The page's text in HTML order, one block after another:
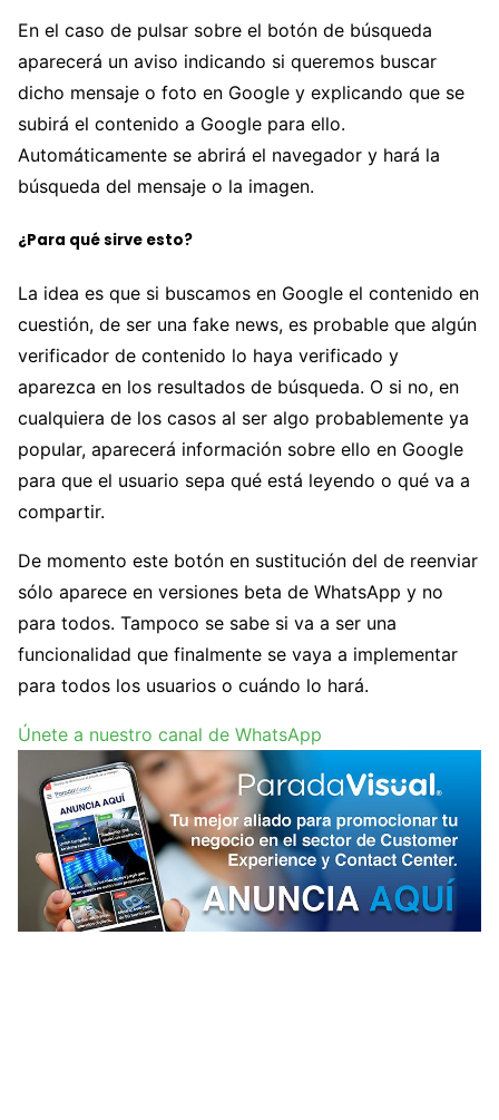
En el caso de pulsar sobre el botón de búsqueda
aparecerá un aviso indicando si queremos buscar
dicho mensaje o foto en Google y explicando que se
subirá el contenido a Google para ello.
Automáticamente se abrirá el navegador y hará la
búsqueda del mensaje o la imagen.
¿Para qué sirve esto?
La idea es que si buscamos en Google el contenido en
cuestión, de ser una fake news, es probable que algún
verificador de contenido lo haya verificado y
aparezca en los resultados de búsqueda. O si no, en
cualquiera de los casos al ser algo probablemente ya
popular, aparecerá información sobre ello en Google
para que el usuario sepa qué está leyendo o qué va a
compartir.
De momento este botón en sustitución del de reenviar
sólo aparece en versiones beta de WhatsApp y no
para todos. Tampoco se sabe si va a ser una
funcionalidad que finalmente se vaya a implementar
para todos los usuarios o cuándo lo hará.
Únete a nuestro canal de WhatsApp